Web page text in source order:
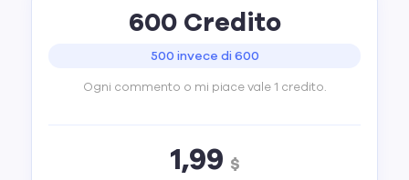
600 Credito
500 invece di 600
Ogni commento o mi piace vale 1 credito.
1,99 $